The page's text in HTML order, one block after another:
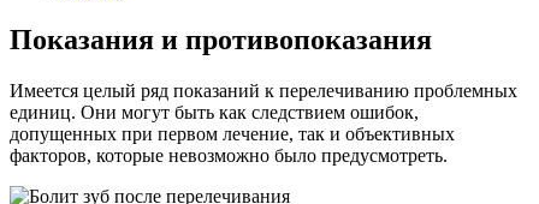
Показания и противопоказания
Имеется целый ряд показаний к перелечиванию проблемных
единиц. Они могут быть как следствием ошибок,
допущенных при первом лечение, так и объективных
факторов, которые невозможно было предусмотреть.